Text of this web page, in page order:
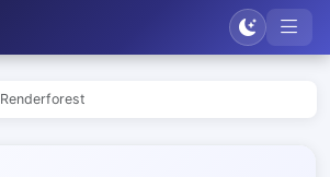
Renderforest